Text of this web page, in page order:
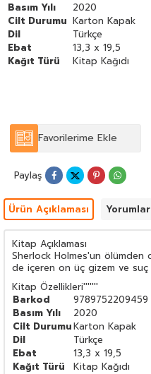
Basım Yılı
2020
Cilt Durumu Karton Kapak
Dil
Türkçe
Ebat
13,3 x 19,5
Kağıt Türü
Kitap Kağıdı
Favorilerime Ekle
Paylaş
Ürün Açıklaması Yorumlar
Kitap Açıklaması
Sherlock Holmes'un
de içeren on üç gizem ve suç
Kitap Özellikleri'''''''
Barkod
9789752209459
Basım Yılı
2020
Cilt DurumuKarton Kapak
Dil
Türkçe
Ebat
13,3 x 19,5
Kağıt Türü
Kitap Kağıdı